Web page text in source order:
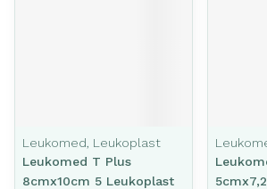
Leukomed, Leukoplast
Leukomed T Plus
8cmx10cm 5 Leukoplast